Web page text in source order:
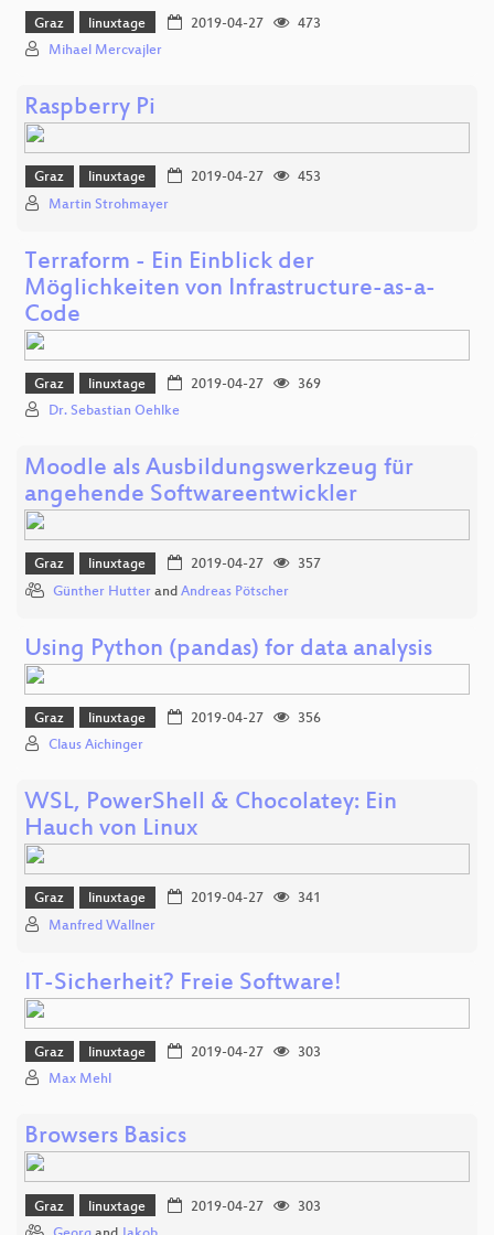
Graz linuxtage 2019-04-27
473
Mihael Mercvajler
Raspberry Pi
Graz linuxtage 2019-04-27
453
Martin Strohmayer
Terraform - Ein Einblick der
Möglichkeiten von Infrastructure-as-a-
Code
Graz linuxtage 2019-04-27
369
Dr. Sebastian Oehlke
Moodle als Ausbildungswerkzeug für
angehende Softwareentwickler
Graz linuxtage 2019-04-27
357
Günther Hutter and Andreas Pötscher
Using Python (pandas) for data analysis
Graz linuxtage 2019-04-27
356
Claus Aichinger
WSL, PowerShell & Chocolatey: Ein
Hauch von Linux
Graz linuxtage 2019-04-27
341
Manfred Wallner
IT-Sicherheit? Freie Software!
Graz linuxtage 2019-04-27
303
Max Mehl
Browsers Basics
Graz linuxtage 2019-04-27
303